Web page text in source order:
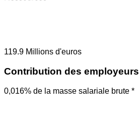
119.9 Millions d'euros
Contribution des employeurs
0,016% de la masse salariale brute *